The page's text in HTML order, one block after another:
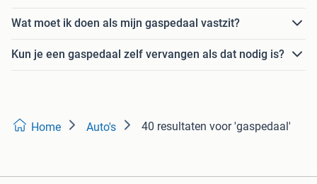
Wat moet ik doen als mijn gaspedaal vastzit?
Kun je een gaspedaal zelf vervangen als dat nodig is?
Home Auto's 40 resultaten voor 'gaspedaal'